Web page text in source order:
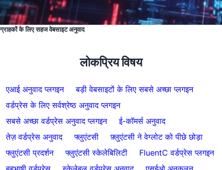
ग्राहकों के लिए सहज वेबसाइट अनुवाद
लोकप्रिय विषय
एआई अनुवाद प्लगइन
बड़ी वेबसाइटों के लिए सबसे अच्छा प्लगइन
वर्डप्रेस के लिए सर्वश्रेष्ठ अनुवाद प्लगइन
सबसे अच्छा वर्डप्रेस अनुवाद प्लगइन
ई-कॉमर्स अनुवाद
तेज़ वर्डप्रेस अनुवाद
फ्लुएंटसी
फ़्लुएंटसी ने वेग्लोट को पीछे छोड़ा
फ्लुएंटसी प्रदर्शन
फ्लुएंटसी स्केलेबिलिटी
FluentC वर्डप्रेस प्लगइन